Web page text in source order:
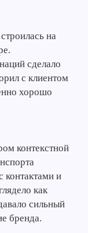
на
сделало
с клиентом
хорошо
контекстной
контактами и
как
сильный
бренда.